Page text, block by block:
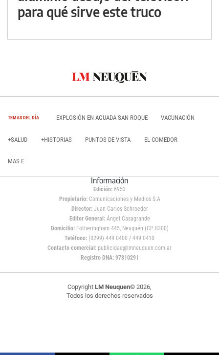
para qué sirve este truco
TEMAS DEL DÍA EXPLOSIÓN EN AGUADA SAN ROQUE VACUNACIÓN
+SALUD +HISTORIAS PUNTOS DE VISTA EL COMEDOR
MAS E
Información
Edición: 6953
Propietario:Comunicaciones y Medios S.A
Director: Juan Carlos Schroeder
Editor General:Ángel Casagrande
Domicilio:Fotheringham 445, Neuquén (CP 8300)
Teléfono: (0299) 449 0400 / 449 0410
Contacto comercial: publicidad@lmneuquen.com.ar
Registro DNA: 97810291
Copyright LM Neuquen© 2026,
Todos los derechos reservados